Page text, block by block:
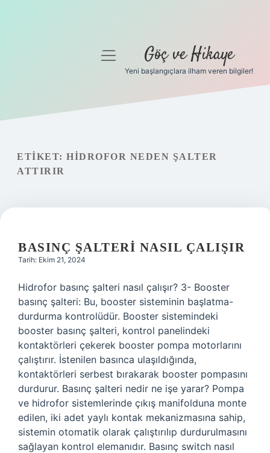
Gizlilik Politikası
Hakkımızda
menüyü
Göç ve Hikaye
Yeni başlangıçlara ilham veren bilgiler!
ETIKET: HIDROFOR NEDEN ŞALTER
ATTIRIR
BASINÇ ŞALTERI NASIL ÇALIŞIR
Tarih: Ekim 21, 2024
Hidrofor basınç şalteri nasıl çalışır? 3- Booster
basınç şalteri: Bu, booster sisteminin başlatma-
durdurma kontrolüdür. Booster sistemindeki
booster basınç şalteri, kontrol panelindeki
kontaktörleri çekerek booster pompa motorlarını
çalıştırır. İstenilen basınca ulaşıldığında,
kontaktörleri serbest bırakarak booster pompasını
durdurur. Basınç şalteri nedir ne işe yarar? Pompa
ve hidrofor sistemlerinde çıkış manifolduna monte
edilen, iki adet yaylı kontak mekanizmasına sahip,
sistemin otomatik olarak çalıştırılıp durdurulmasını
sağlayan kontrol elemanıdır. Basınç switch nasıl